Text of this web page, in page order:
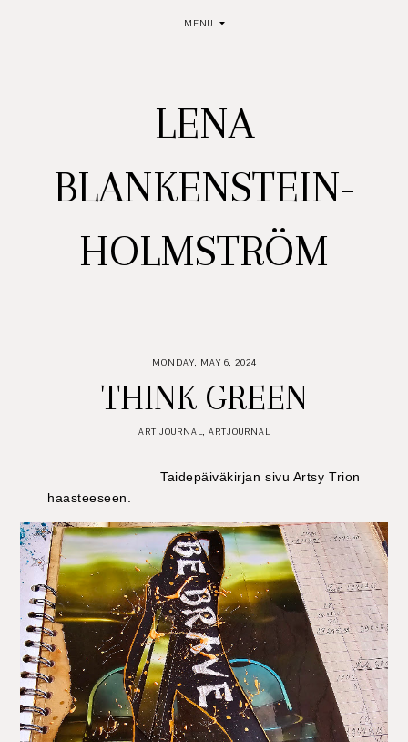
MENU
LENA
BLANKENSTEIN-
HOLMSTRÖM
MONDAY, MAY 6, 2024
THINK GREEN
ART JOURNAL, ARTJOURNAL
Taidepäiväkirjan sivu Artsy Trion
haasteeseen.